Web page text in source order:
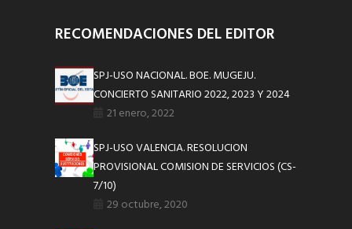
RECOMENDACIONES DEL EDITOR
SPJ-USO NACIONAL. BOE. MUGEJU.
CONCIERTO SANITARIO 2022, 2023 Y 2024
21 enero, 2022
SPJ-USO VALENCIA. RESOLUCION
PROVISIONAL COMISION DE SERVICIOS (CS-
7/10)
29 octubre, 2020